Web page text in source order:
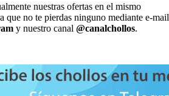
nuestras ofertas en el mismo
que no te pierdas ninguno mediante e-mail
y nuestro canal @canalchollos.